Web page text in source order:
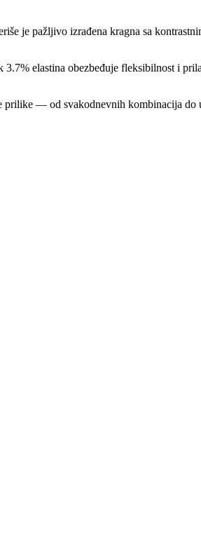
je pažljivo izrađena kragna sa
elastina obezbeđuje fleksibilnost i
— od svakodnevnih kombinacija do